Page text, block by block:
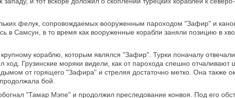
фелук, сопровождаемых вооруженным пароходом "Зафир" и
в Самсун, в то время как вооруженные корабли заняли позицию в
кораблю, которым являлся "Зафир". Турки поначалу отвечали
Грузинские моряки видели, как от парохода спешно
от горящего "Зафира" и стреляя достаточно метко. Она также
бой.
"Тамар Мэпе" и продолжил преследование конвоя. Под его